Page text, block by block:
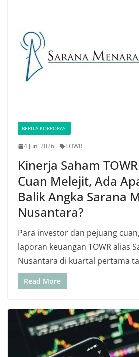
BERITA KORPORASI
4 Juni 2026 TOWR
Kinerja Saham
Cuan Melejit, Ada
Balik Angka Sarana
Nusantara?
Para investor dan pejuang
laporan keuangan TOWR alias
Nusantara di kuartal pertama
Read More